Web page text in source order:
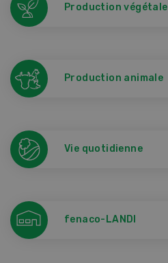
Production végétale
Production animale
Vie quotidienne
fenaco-LANDI